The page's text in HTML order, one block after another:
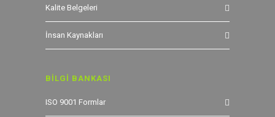
Kalite Belgeleri
İnsan Kaynakları
BİLGİ BANKASI
ISO 9001 Formlar